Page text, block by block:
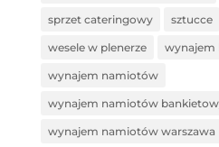
sprzet cateringowy sztucce
wesele w plenerze wynajem
wynajem namiotów
wynajem namiotów
wynajem namiotów warszawa